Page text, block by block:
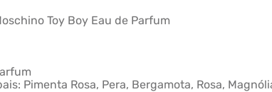
Toy Boy Eau de Parfum
Pimenta Rosa, Pera, Bergamota, Rosa,